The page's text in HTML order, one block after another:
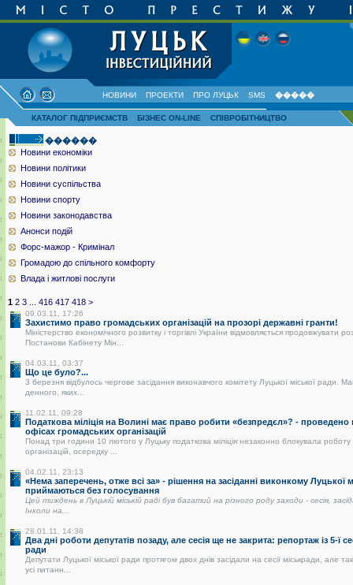
НОВИНИ ПРОЕКТИ ПРО ЛУЦЬК SMS �����
КАТАЛОГ ПІДПРИЄМСТВ БІЗНЕС ON-LINE СПІВРОБІТНИЦТВО
������
Новини економіки
Новини політики
Новини суспільства
Новини спорту
Новини законодавства
Анонси подій
Форс-мажор - Кримінал
Громадою до спільного комфорту
Влада і житлові послуги
1 2 3 416 417 418 >
09.03.11, 17:26
Захистимо право громадських організацій на прозорі державні гранти!
Міністерство економічного розвитку і торгівлі України відмовляється продовжувати
Постанови Кабінету Мін...
04.03.11, 03:37
Що це було?...
3 березня відбулось чергове засідання виконавчого комітету Луцької міської ради.
денного, яких...
11.02.11, 09:28
Податкова міліція на Волині має право робити «безпредєл»? -
офісах громадських організацій
Понад три години 10 лютого у Луцьку податкова міліція незаконно блокувала
організацій, осередку ...
04.02.11, 23:13
«Нема заперечень, отже всі за» - рішення на засіданні виконкому Луцької
приймаються без голосування
Цей тиждень в Луцькій міській раді був багатий на різного роду заходи - сесія,
Інколи на...
28.01.11, 14:38
Два дні роботи депутатів позаду, але сесія ще не закрита: репортаж із 5-ї
ради
Депутати Луцької міської ради протягом двох днів засідали на сесії міськради, але
усі питанн...